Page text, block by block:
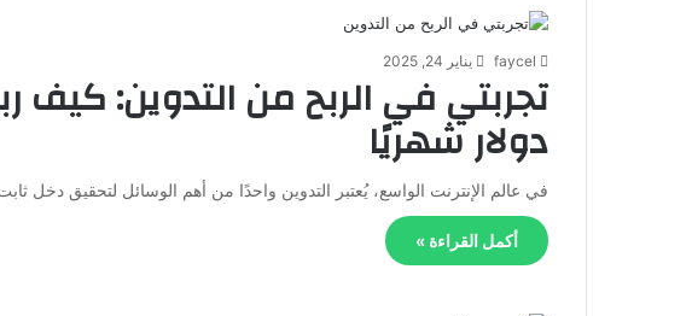
faycel يناير 24, 2025
دولار شهريًا
في عالم الإنترنت الواسع، يُعتبر التدوين واحدًا من أهم الوسائل لتحقيق
أكمل القراءة »